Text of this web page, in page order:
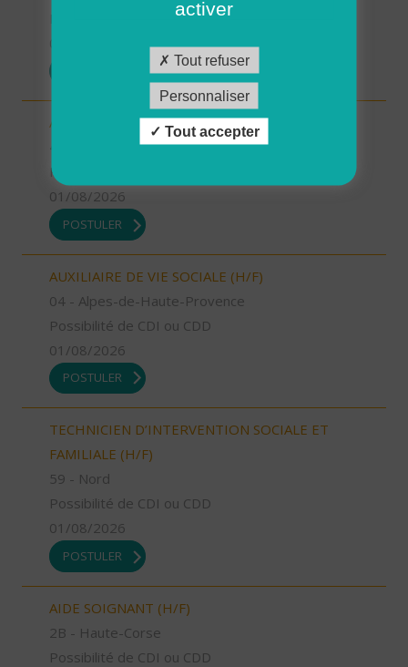
Possibilité de CDI ou CDD
AUXILIAIRE DE VIE SOCIALE (H/F)
49 - Maine-et-Loire
Possibilité de CDI ou CDD
01/08/2026
POSTULER
AUXILIAIRE DE VIE SOCIALE (H/F)
04 - Alpes-de-Haute-Provence
Possibilité de CDI ou CDD
01/08/2026
POSTULER
TECHNICIEN D’INTERVENTION SOCIALE ET
FAMILIALE (H/F)
59 - Nord
Possibilité de CDI ou CDD
01/08/2026
POSTULER
AIDE SOIGNANT (H/F)
2B - Haute-Corse
Possibilité de CDI ou CDD
activer
Tout refuser
Personnaliser
Tout accepter